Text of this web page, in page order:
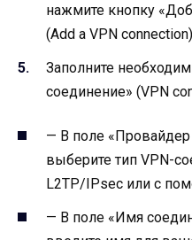
нажмите кнопку
(Add a VPN
Заполните
соединение» (VPN
— В поле «Провайдер
выберите тип VPN-
L2TP/IPsec или с
— В поле «Имя